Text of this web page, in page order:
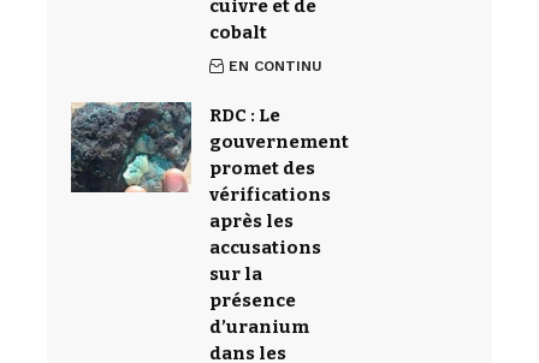
cuivre et de
cobalt
EN CONTINU
RDC : Le
gouvernement
promet des
vérifications
après les
accusations
sur la
présence
d’uranium
dans les